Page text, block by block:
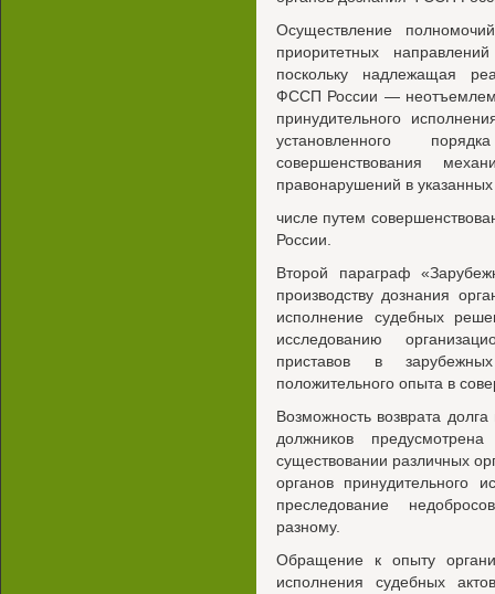
Осуществление
приоритетных
поскольку надлежащая
ФССП России —
принудительного
установленного
совершенствования
правонарушений в
числе путем
России.
Второй параграф
производству дознания
исполнение судебных
исследованию
приставов в
положительного опыта в
Возможность возврата
должников
существовании различных
органов принудительного
преследование
разному.
Обращение к опыту
исполнения судебных